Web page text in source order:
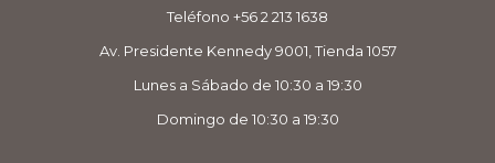
Teléfono +56 2 213 1638
Av. Presidente Kennedy 9001, Tienda 1057
Lunes a Sábado de 10:30 a 19:30
Domingo de 10:30 a 19:30